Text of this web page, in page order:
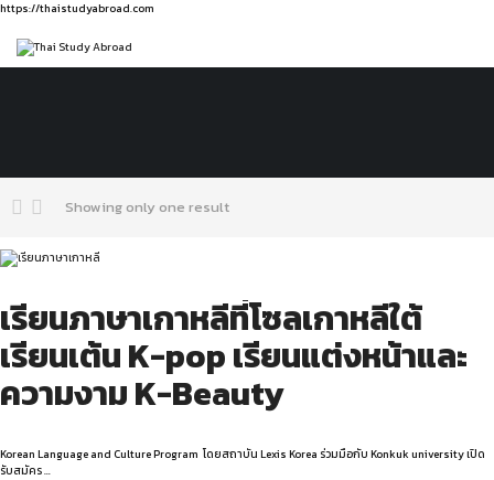
https://thaistudyabroad.com
Showing only one result
เรียนภาษาเกาหลีที่โซลเกาหลีใต้
เรียนเต้น K-pop เรียนแต่งหน้าและ
ความงาม K-Beauty
Korean Language and Culture Program โดยสถาบัน Lexis Korea ร่วมมือกับ Konkuk university เปิด
รับสมัคร …